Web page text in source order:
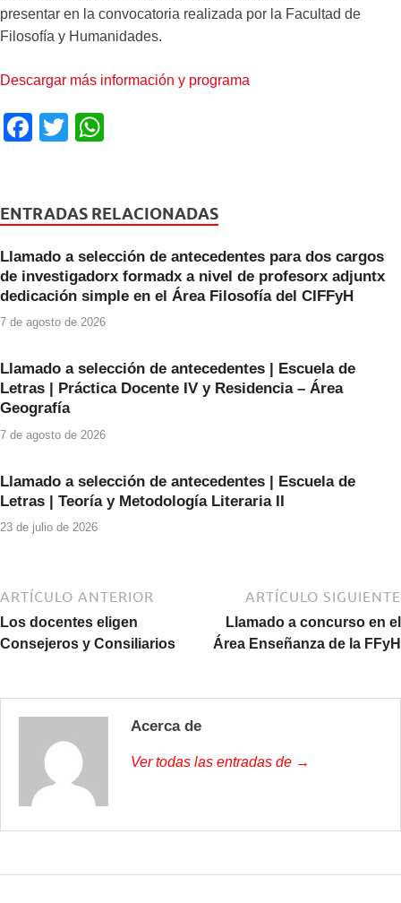
presentar en la convocatoria realizada por la Facultad de
Filosofía y Humanidades.
Descargar más información y programa
F
e
o
o
k
T
er s
p
p
ENTRADAS RELACIONADAS
Llamado a selección de antecedentes para dos cargos
de investigadorx formadx a nivel de profesorx adjuntx
dedicación simple en el Área Filosofía del CIFFyH
7 de agosto de 2026
Llamado a selección de antecedentes | Escuela de
Letras | Práctica Docente IV y Residencia – Área
Geografía
7 de agosto de 2026
Llamado a selección de antecedentes | Escuela de
Letras | Teoría y Metodología Literaria II
23 de julio de 2026
ARTÍCULO ANTERIOR
Los docentes eligen
Consejeros y Consiliarios
ARTÍCULO SIGUIENTE
Llamado a concurso en el
Área Enseñanza de la FFyH
Acerca de
Ver todas las entradas de →